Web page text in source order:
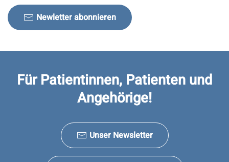
Newletter abonnieren
Für Patientinnen, Patienten und
Angehörige!
Unser Newsletter